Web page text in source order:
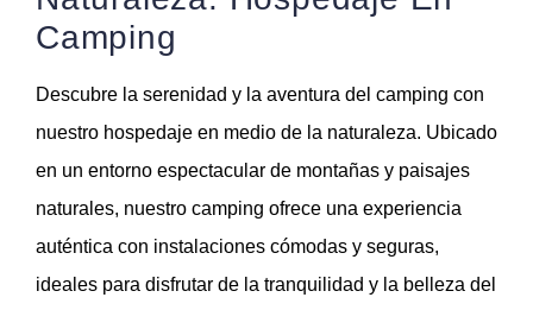
Camping
Descubre la serenidad y la aventura del camping con
nuestro hospedaje en medio de la naturaleza. Ubicado
en un entorno espectacular de montañas y paisajes
naturales, nuestro camping ofrece una experiencia
auténtica con instalaciones cómodas y seguras,
ideales para disfrutar de la tranquilidad y la belleza del